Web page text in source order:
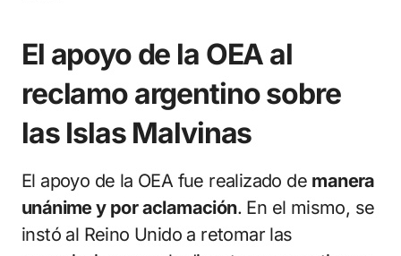
El apoyo de la OEA al
reclamo argentino sobre
las Islas Malvinas
El apoyo de la OEA fue realizado de manera
unánime y por aclamación. En el mismo, se
instó al Reino Unido a retomar las